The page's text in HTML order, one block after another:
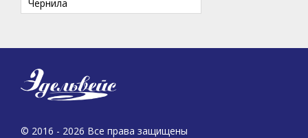
Чернила
© 2016 - 2026 Все права защищены